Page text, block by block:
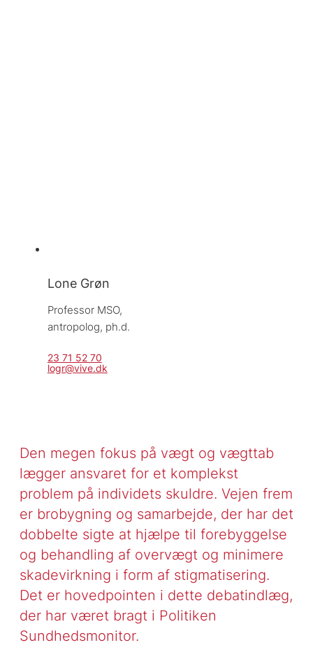
Lone Grøn
Professor MSO,
antropolog, ph.d.
23 71 52 70
logr@vive.dk
Den megen fokus på vægt og vægttab
lægger ansvaret for et komplekst
problem på individets skuldre. Vejen frem
er brobygning og samarbejde, der har det
dobbelte sigte at hjælpe til forebyggelse
og behandling af overvægt og minimere
skadevirkning i form af stigmatisering.
Det er hovedpointen i dette debatindlæg,
der har været bragt i Politiken
Sundhedsmonitor.